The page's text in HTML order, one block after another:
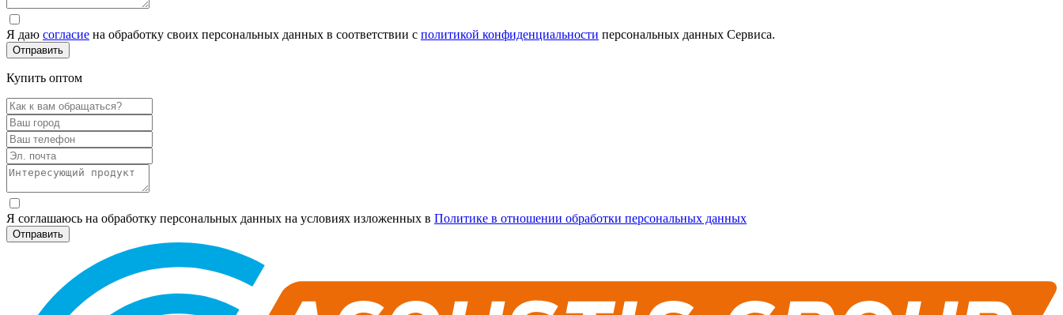
Я даю согласие на обработку своих персональных данных в соответствии с политикой конфиденциальности персональных данных Сервиса.
Купить оптом
Я соглашаюсь на обработку персональных данных на условиях изложенных в Политике в отношении обработки персональных данных